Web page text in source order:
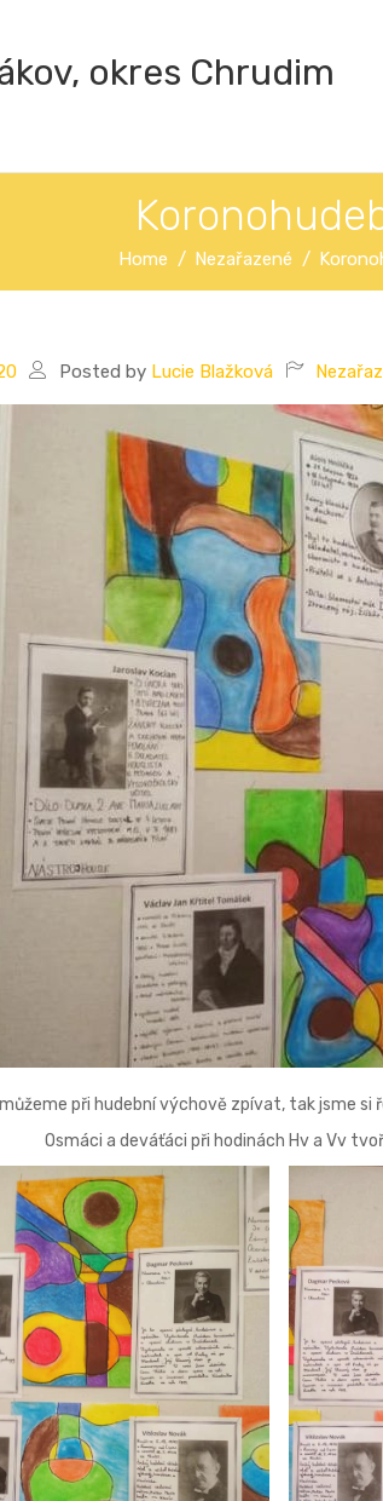
okres Chrudim
Home Nezařazené
Posted by Lucie Blažková
při hudební výchově zpívat, tak jsme
Osmáci a deváťáci při hodinách Hv a Vv